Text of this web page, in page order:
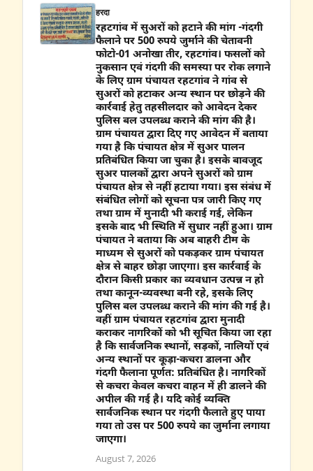
हरदा
रहटगांव में सुअरों को हटाने की मांग -गंदगी
फैलाने पर 500 रुपये जुर्माने की चेतावनी
फोटो-01 अनोखा तीर, रहटगांव। फसलों को
नुकसान एवं गंदगी की समस्या पर रोक लगाने
के लिए ग्राम पंचायत रहटगांव ने गांव से
सुअरों को हटाकर अन्य स्थान पर छोड़ने की
कार्रवाई हेतु तहसीलदार को आवेदन देकर
पुलिस बल उपलब्ध कराने की मांग की है।
ग्राम पंचायत द्वारा दिए गए आवेदन में बताया
गया है कि पंचायत क्षेत्र में सुअर पालन
प्रतिबंधित किया जा चुका है। इसके बावजूद
सुअर पालकों द्वारा अपने सुअरों को ग्राम
पंचायत क्षेत्र से नहीं हटाया गया। इस संबंध में
संबंधित लोगों को सूचना पत्र जारी किए गए
तथा ग्राम में मुनादी भी कराई गई, लेकिन
इसके बाद भी स्थिति में सुधार नहीं हुआ। ग्राम
पंचायत ने बताया कि अब बाहरी टीम के
माध्यम से सुअरों को पकड़कर ग्राम पंचायत
क्षेत्र से बाहर छोड़ा जाएगा। इस कार्रवाई के
दौरान किसी प्रकार का व्यवधान उत्पन्न न हो
तथा कानून-व्यवस्था बनी रहे, इसके लिए
पुलिस बल उपलब्ध कराने की मांग की गई है।
वहीं ग्राम पंचायत रहटगांव द्वारा मुनादी
कराकर नागरिकों को भी सूचित किया जा रहा
है कि सार्वजनिक स्थानों, सड़कों, नालियों एवं
अन्य स्थानों पर कूड़ा-कचरा डालना और
गंदगी फैलाना पूर्णत: प्रतिबंधित है। नागरिकों
से कचरा केवल कचरा वाहन में ही डालने की
अपील की गई है। यदि कोई व्यक्ति
सार्वजनिक स्थान पर गंदगी फैलाते हुए पाया
गया तो उस पर 500 रुपये का जुर्माना लगाया
जाएगा।
August 7, 2026